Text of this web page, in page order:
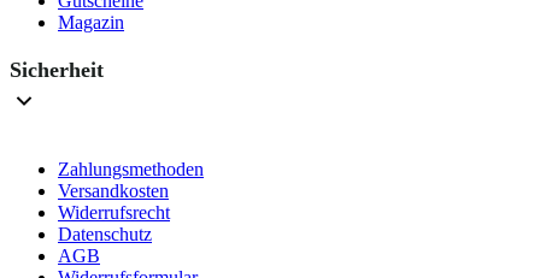
Magazin
Sicherheit
Zahlungsmethoden
Versandkosten
Widerrufsrecht
Datenschutz
AGB